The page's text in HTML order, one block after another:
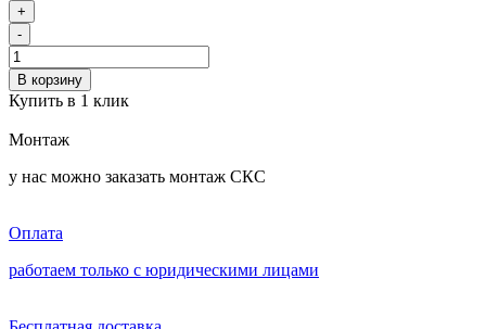
+
-
В корзину
Купить в 1 клик
Монтаж
у нас можно заказать монтаж СКС
Оплата
работаем только с юридическими лицами